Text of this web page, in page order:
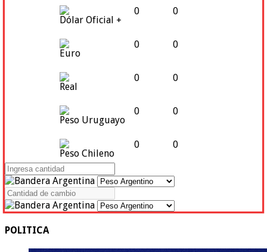
Dólar Oficial +
0 0
Euro
0 0
Real
0 0
Peso Uruguayo
0 0
Peso Chileno
0 0
POLITICA